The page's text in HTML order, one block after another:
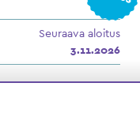
Seuraava aloitus
3.11.2026